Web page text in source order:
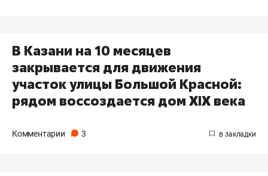
В Казани на 10 месяцев
закрывается для движения
участок улицы Большой Красной:
рядом воссоздается дом XIX века
Комментарии 3